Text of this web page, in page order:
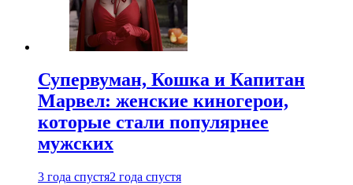
Супервуман, Кошка и Капитан
Марвел: женские киногерои,
которые стали популярнее
мужских
3 года спустя2 года спустя